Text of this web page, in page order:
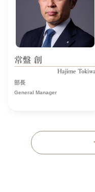
部長
General Manager